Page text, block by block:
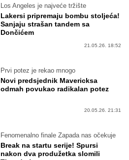
Los Angeles je najveće tržište
Lakersi pripremaju bombu stoljeća!
Sanjaju strašan tandem sa
Dončićem
21.05.26. 18:52
Prvi potez je rekao mnogo
Novi predsjednik Mavericksa
odmah povukao radikalan potez
20.05.26. 21:31
Fenomenalno finale Zapada nas očekuje
Break na startu serije! Spursi
nakon dva produžetka slomili